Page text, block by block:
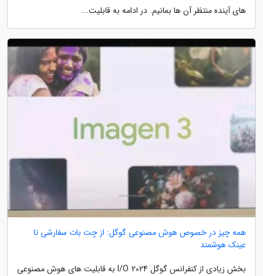
های آینده منتظر آن ها بمانیم. در ادامه به قابلیت...
همه چیز در خصوص هوش مصنوعی گوگل: از چت بات سفارشی تا
عینک هوشمند
بخش زیادی از کنفرانس گوگل I/O 2024 به قابلیت های هوش مصنوعی